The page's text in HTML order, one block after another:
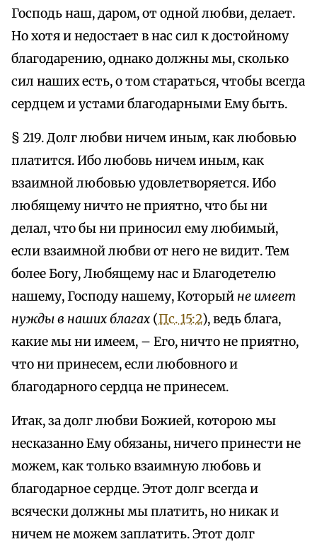
Господь наш, даром, от одной любви, делает.
Но хотя и недостает в нас сил к достойному
благодарению, однако должны мы, сколько
сил наших есть, о том стараться, чтобы всегда
сердцем и устами благодарными Ему быть.
§ 219. Долг любви ничем иным, как любовью
платится. Ибо любовь ничем иным, как
взаимной любовью удовлетворяется. Ибо
любящему ничто не приятно, что бы ни
делал, что бы ни приносил ему любимый,
если взаимной любви от него не видит. Тем
более Богу, Любящему нас и Благодетелю
нашему, Господу нашему, Который не имеет
нужды в наших благах (Пс. 15:2), ведь блага,
какие мы ни имеем, – Его, ничто не приятно,
что ни принесем, если любовного и
благодарного сердца не принесем.
Итак, за долг любви Божией, которою мы
несказанно Ему обязаны, ничего принести не
можем, как только взаимную любовь и
благодарное сердце. Этот долг всегда и
всячески должны мы платить, но никак и
ничем не можем заплатить. Этот долг